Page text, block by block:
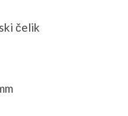
čelik